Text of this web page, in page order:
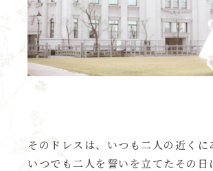
そのドレスは、いつも二人の近くに
いつでも二人を誓いを立てたその日